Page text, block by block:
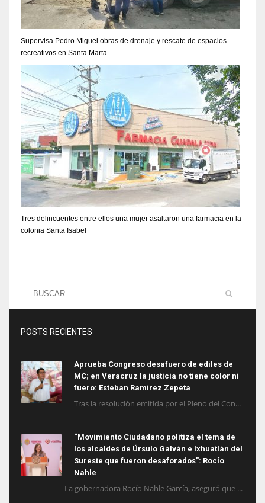
Supervisa Pedro Miguel obras de drenaje y rescate de espacios
recreativos en Santa Marta
Tres delincuentes entre ellos una mujer asaltaron una farmacia en la
colonia Santa Isabel
POSTS RECIENTES
Aprueba Congreso desafuero de ediles de
MC; en Veracruz la justicia no tiene color ni
fuero: Esteban Ramírez Zepeta
Tras la resolución emitida por el Pleno del Con...
“Movimiento Ciudadano politiza el tema de
los alcaldes de Úrsulo Galván e Ixhuatlán del
Sureste que fueron desaforados”: Rocío
Nahle
La gobernadora Rocío Nahle García, aseguró que ...